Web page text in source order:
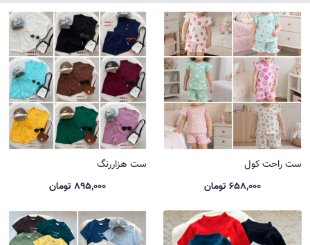
ست راحت کول
658,000 تومان
ست هزاررنگ
895,000 تومان